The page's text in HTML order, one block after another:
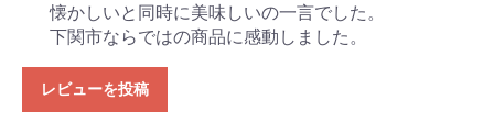
懐かしいと同時に美味しいの一言でした。
下関市ならではの商品に感動しました。
レビューを投稿